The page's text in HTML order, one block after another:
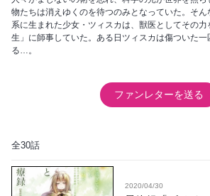
物たちは消えゆくのを待つのみとなっていた。そ
系に生まれた少女・ツィスカは、獣医としてその
生」に師事していた。ある日ツィスカは傷ついた一
る…。
ファンレターを送る
全30話
2020/04/30